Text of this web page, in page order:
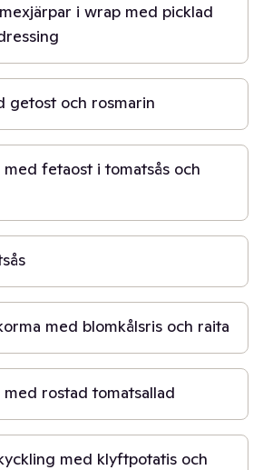
i wrap med picklad
getost och rosmarin
fetaost i tomatsås och
med blomkålsris och raita
rostad tomatsallad
med klyftpotatis och